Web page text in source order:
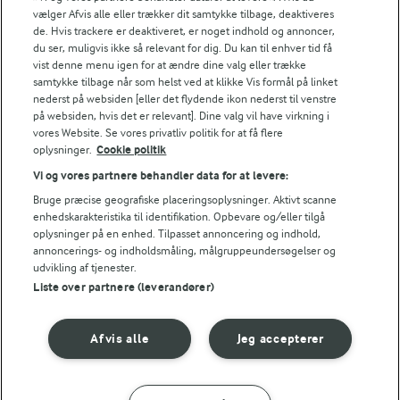
Fødevarestyrelsens smiley-rapporter for Lurpak PB
Følg
© 2026 Arla Foods
Vælg en anden cookies
Betingelser for brug
Håndtering af personlige oplysninger
vælger Afvis alle eller trækker dit samtykke tilbage, deaktiveres
de. Hvis trackere er deaktiveret, er noget indhold og annoncer,
du ser, muligvis ikke så relevant for dig. Du kan til enhver tid få
vist denne menu igen for at ændre dine valg eller trække
samtykke tilbage når som helst ved at klikke Vis formål på linket
nederst på websiden [eller det flydende ikon nederst til venstre
på websiden, hvis det er relevant]. Dine valg vil have virkning i
vores Website. Se vores privatliv politik for at få flere
oplysninger. Cookie politik
Vi og vores partnere behandler data for at levere:
Bruge præcise geografiske placeringsoplysninger. Aktivt scanne
enhedskarakteristika til identifikation. Opbevare og/eller tilgå
oplysninger på en enhed. Tilpasset annoncering og indhold,
annoncerings- og indholdsmåling, målgruppeundersøgelser og
udvikling af tjenester.
Liste over partnere (leverandører)
Jeg accepterer
Afvis alle